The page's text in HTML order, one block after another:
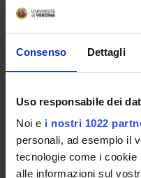
Consenso Dettagli
Uso responsabile dei
Noi e i nostri 1022
personali, ad esempio il
tecnologie come i
alle informazioni sul
to receive notification of
and your secretariat via
MYUNIVR
Overview
Enrolment Procedures
Degree Programme